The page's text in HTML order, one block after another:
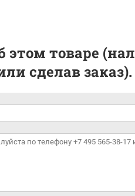
этом товаре
сделав заказ).